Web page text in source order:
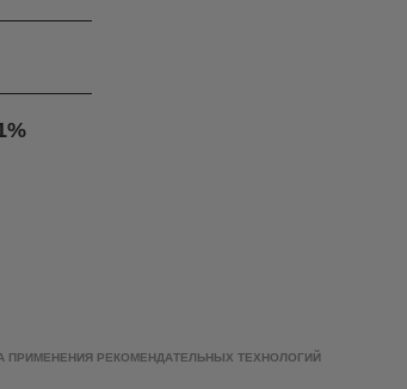
ПРИМЕНЕНИЯ РЕКОМЕНДАТЕЛЬНЫХ ТЕХНОЛОГИЙ